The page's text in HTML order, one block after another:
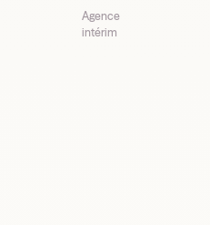
Agence
intérim